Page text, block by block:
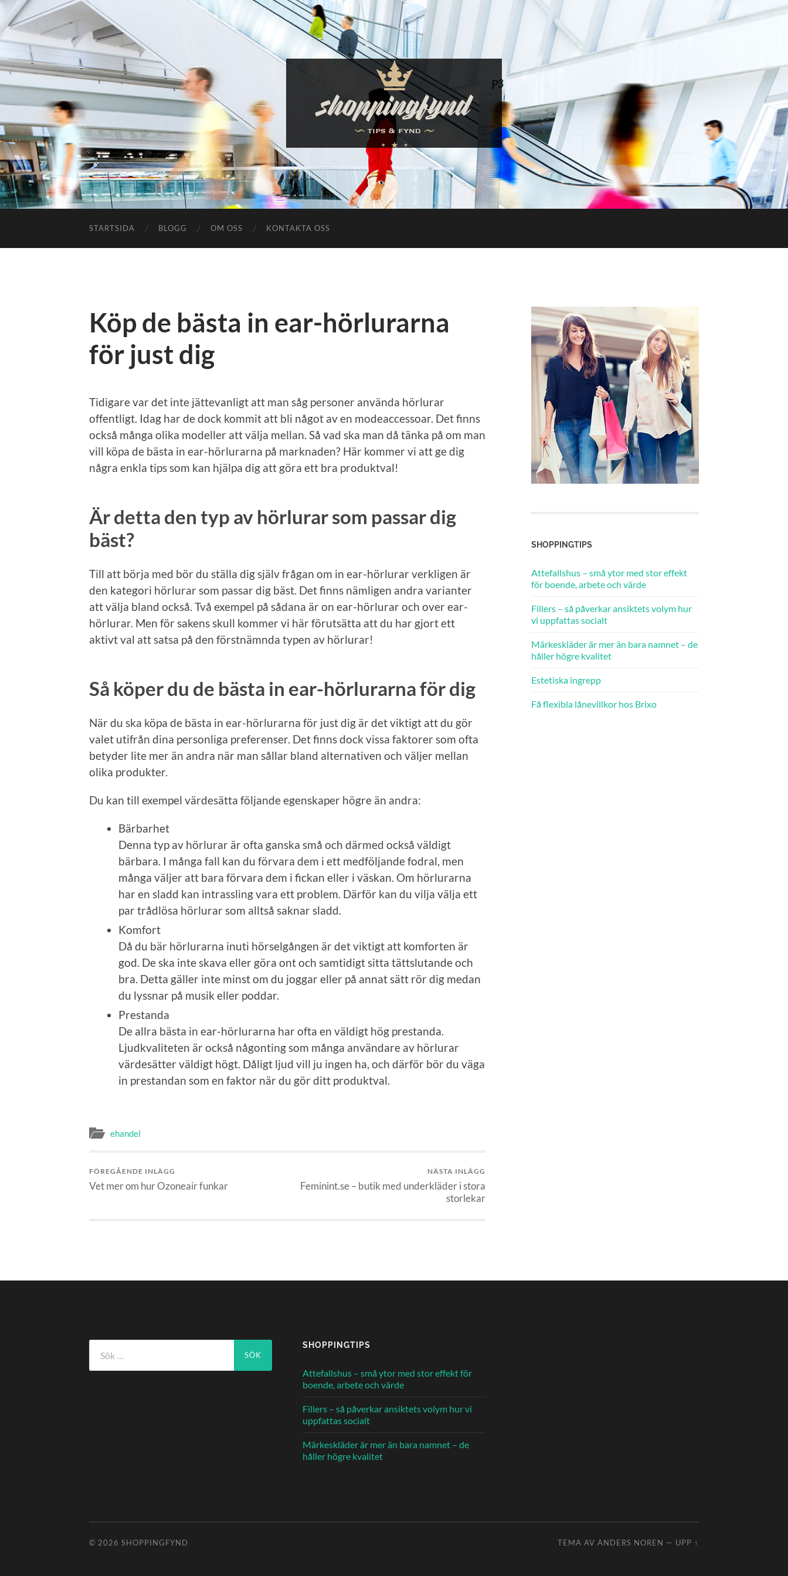
Shoppingfynd
STARTSIDA BLOGG OM OSS KONTAKTA OSS
Köp de bästa in ear-hörlurarna
för just dig
Tidigare var det inte jättevanligt att man såg personer använda hörlurar
offentligt. Idag har de dock kommit att bli något av en modeaccessoar. Det finns
också många olika modeller att välja mellan. Så vad ska man då tänka på om man
vill köpa de bästa in ear-hörlurarna på marknaden? Här kommer vi att ge dig
några enkla tips som kan hjälpa dig att göra ett bra produktval!
Är detta den typ av hörlurar som passar dig
bäst?
Till att börja med bör du ställa dig själv frågan om in ear-hörlurar verkligen är
den kategori hörlurar som passar dig bäst. Det finns nämligen andra varianter
att välja bland också. Två exempel på sådana är on ear-hörlurar och over ear-
hörlurar. Men för sakens skull kommer vi här förutsätta att du har gjort ett
aktivt val att satsa på den förstnämnda typen av hörlurar!
Så köper du de bästa in ear-hörlurarna för dig
När du ska köpa de bästa in ear-hörlurarna för just dig är det viktigt att du gör
valet utifrån dina personliga preferenser. Det finns dock vissa faktorer som ofta
betyder lite mer än andra när man sållar bland alternativen och väljer mellan
olika produkter.
Du kan till exempel värdesätta följande egenskaper högre än andra:
Bärbarhet
Denna typ av hörlurar är ofta ganska små och därmed också väldigt
bärbara. I många fall kan du förvara dem i ett medföljande fodral, men
många väljer att bara förvara dem i fickan eller i väskan. Om hörlurarna
har en sladd kan intrassling vara ett problem. Därför kan du vilja välja ett
par trådlösa hörlurar som alltså saknar sladd.
Komfort
Då du bär hörlurarna inuti hörselgången är det viktigt att komforten är
god. De ska inte skava eller göra ont och samtidigt sitta tättslutande och
bra. Detta gäller inte minst om du joggar eller på annat sätt rör dig medan
du lyssnar på musik eller poddar.
Prestanda
De allra bästa in ear-hörlurarna har ofta en väldigt hög prestanda.
Ljudkvaliteten är också någonting som många användare av hörlurar
värdesätter väldigt högt. Dåligt ljud vill ju ingen ha, och därför bör du väga
in prestandan som en faktor när du gör ditt produktval.
ehandel
FÖREGÅENDE INLÄGG
Vet mer om hur Ozoneair funkar
NÄSTA INLÄGG
Feminint.se – butik med underkläder i stora
storlekar
SHOPPINGTIPS
Attefallshus – små ytor med stor effekt
för boende, arbete och värde
Fillers – så påverkar ansiktets volym hur
vi uppfattas socialt
Märkeskläder är mer än bara namnet – de
håller högre kvalitet
Estetiska ingrepp
Få flexibla lånevillkor hos Brixo
efter:
SHOPPINGTIPS
Attefallshus – små ytor med stor effekt för
boende, arbete och värde
Fillers – så påverkar ansiktets volym hur vi
uppfattas socialt
Märkeskläder är mer än bara namnet – de
håller högre kvalitet
© 2026 SHOPPINGFYND TEMA AV ANDERS NOREN — UPP ↑